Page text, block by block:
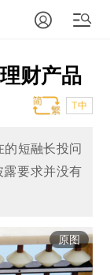
财产品
T中
的短融长投问
露要求并没有
原图